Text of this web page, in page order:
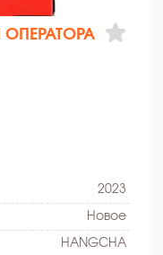
2023
Hовое
HANGCHA